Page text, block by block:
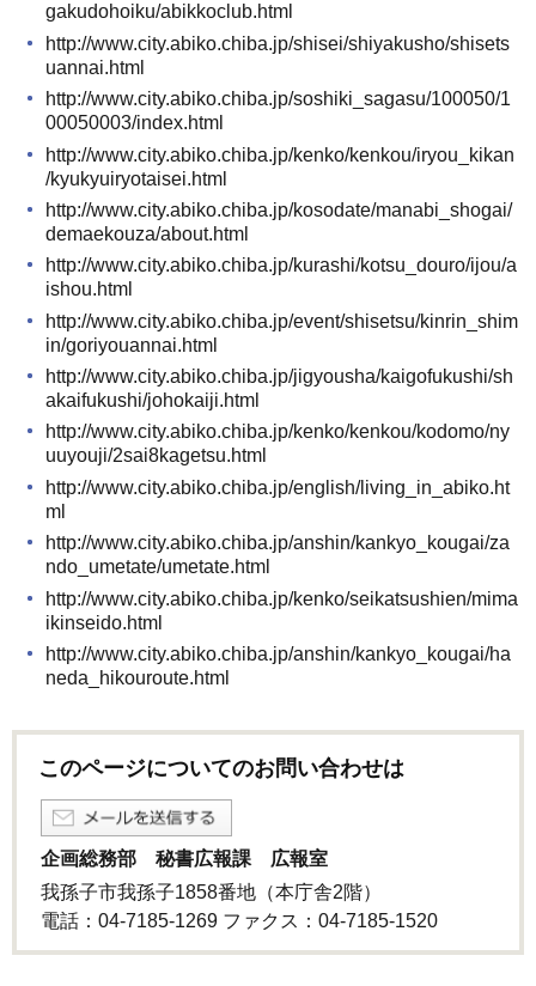
gakudohoiku/abikkoclub.html
http://www.city.abiko.chiba.jp/shisei/shiyakusho/shisets
uannai.html
http://www.city.abiko.chiba.jp/soshiki_sagasu/100050/1
00050003/index.html
http://www.city.abiko.chiba.jp/kenko/kenkou/iryou_kikan
/kyukyuiryotaisei.html
http://www.city.abiko.chiba.jp/kosodate/manabi_shogai/
demaekouza/about.html
http://www.city.abiko.chiba.jp/kurashi/kotsu_douro/ijou/a
ishou.html
http://www.city.abiko.chiba.jp/event/shisetsu/kinrin_shim
in/goriyouannai.html
http://www.city.abiko.chiba.jp/jigyousha/kaigofukushi/sh
akaifukushi/johokaiji.html
http://www.city.abiko.chiba.jp/kenko/kenkou/kodomo/ny
uuyouji/2sai8kagetsu.html
http://www.city.abiko.chiba.jp/english/living_in_abiko.ht
ml
http://www.city.abiko.chiba.jp/anshin/kankyo_kougai/za
ndo_umetate/umetate.html
http://www.city.abiko.chiba.jp/kenko/seikatsushien/mima
ikinseido.html
http://www.city.abiko.chiba.jp/anshin/kankyo_kougai/ha
neda_hikouroute.html
このページについてのお問い合わせは
企画総務部 秘書広報課 広報室
我孫子市我孫子1858番地（本庁舎2階）
電話：04-7185-1269 ファクス：04-7185-1520